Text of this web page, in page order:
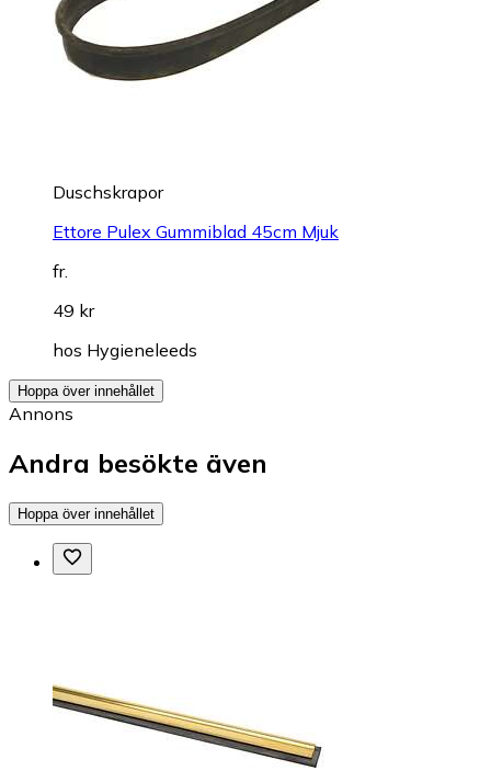
Duschskrapor
Ettore Pulex Gummiblad 45cm Mjuk
fr.
49 kr
hos Hygieneleeds
Hoppa över innehållet
Annons
Andra besökte även
Hoppa över innehållet